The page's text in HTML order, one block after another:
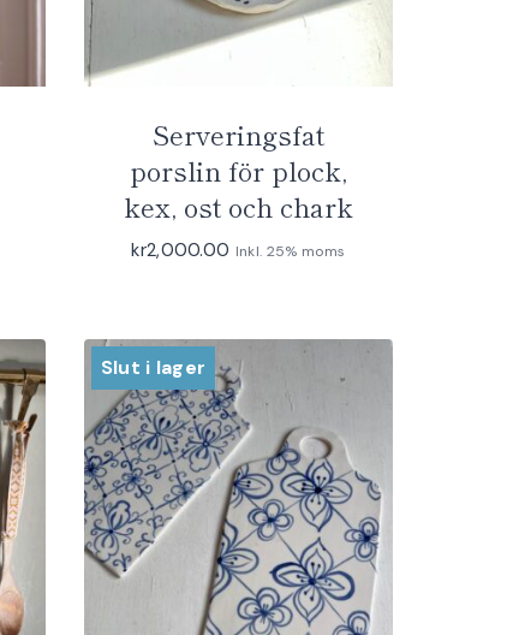
Serveringsfat
porslin för plock,
kex, ost och chark
kr2,000.00 Inkl. 25% moms
Slut i lager